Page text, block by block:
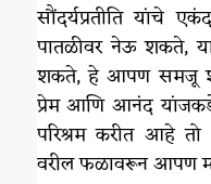
सौंदर्यप्रतीति यांचे
पातळीवर नेऊ शकते, या
शकते, हे आपण समजू
प्रेम आणि आनंद
परिश्रम करीत आहे
वरील फळावरून आपण